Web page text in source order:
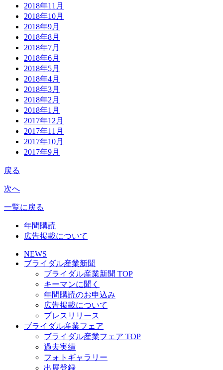
2018年11月
2018年10月
2018年9月
2018年8月
2018年7月
2018年6月
2018年5月
2018年4月
2018年3月
2018年2月
2018年1月
2017年12月
2017年11月
2017年10月
2017年9月
戻る
次へ
一覧に戻る
年間購読
広告掲載について
NEWS
ブライダル産業新聞
ブライダル産業新聞 TOP
キーマンに聞く
年間購読のお申込み
広告掲載について
プレスリリース
ブライダル産業フェア
ブライダル産業フェア TOP
過去実績
フォトギャラリー
出展登録